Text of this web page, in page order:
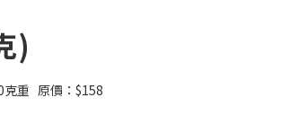
)
重   原價：$158